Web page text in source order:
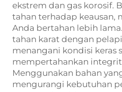
ekstrem dan gas korosif.
tahan terhadap keausan,
Anda bertahan lebih
tahan karat dengan
menangani kondisi keras
mempertahankan
Menggunakan bahan
mengurangi kebutuhan